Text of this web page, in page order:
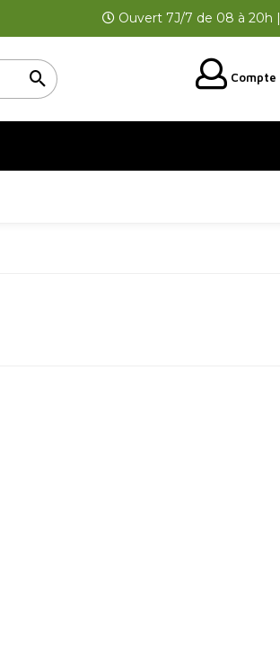
Ouvert 7J/7 de 08 à 20h |
Compte